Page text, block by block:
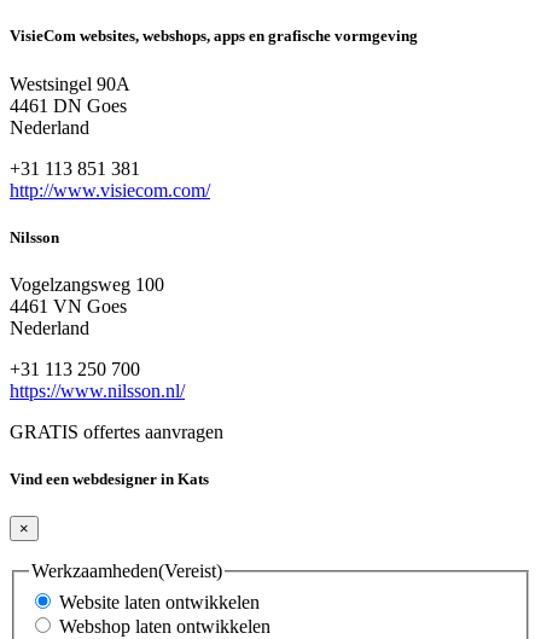
VisieCom websites, webshops, apps en grafische vormgeving
Westsingel 90A
4461 DN Goes
Nederland
+31 113 851 381
http://www.visiecom.com/
Nilsson
Vogelzangsweg 100
4461 VN Goes
Nederland
+31 113 250 700
https://www.nilsson.nl/
GRATIS offertes aanvragen
Vind een webdesigner in Kats
×
Werkzaamheden(Vereist)
Website laten ontwikkelen
Webshop laten ontwikkelen